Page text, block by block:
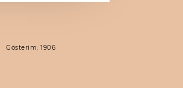
Gösterim: 1906